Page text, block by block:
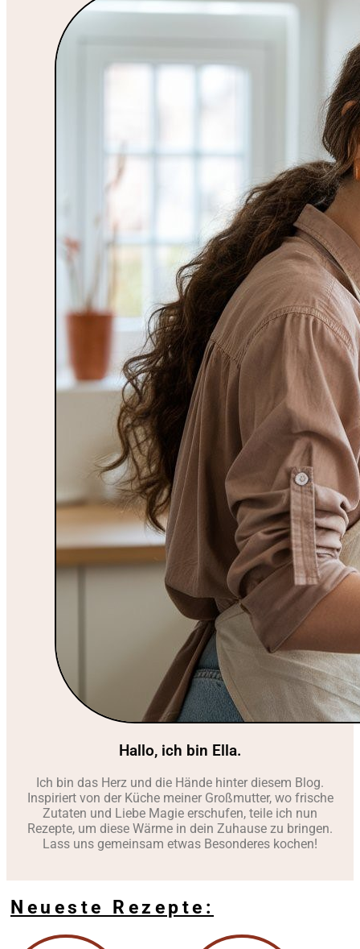
Hallo, ich bin Ella.
Ich bin das Herz und die Hände hinter diesem Blog.
Inspiriert von der Küche meiner Großmutter, wo frische
Zutaten und Liebe Magie erschufen, teile ich nun
Rezepte, um diese Wärme in dein Zuhause zu bringen.
Lass uns gemeinsam etwas Besonderes kochen!
Neueste Rezepte: